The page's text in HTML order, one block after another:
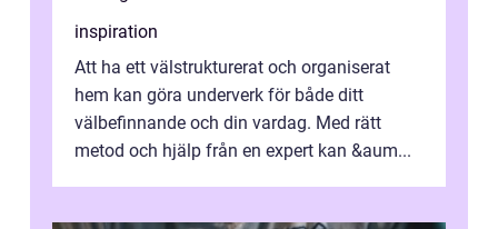
inspiration
Att ha ett välstrukturerat och organiserat
hem kan göra underverk för både ditt
välbefinnande och din vardag. Med rätt
metod och hjälp från en expert kan &aum...